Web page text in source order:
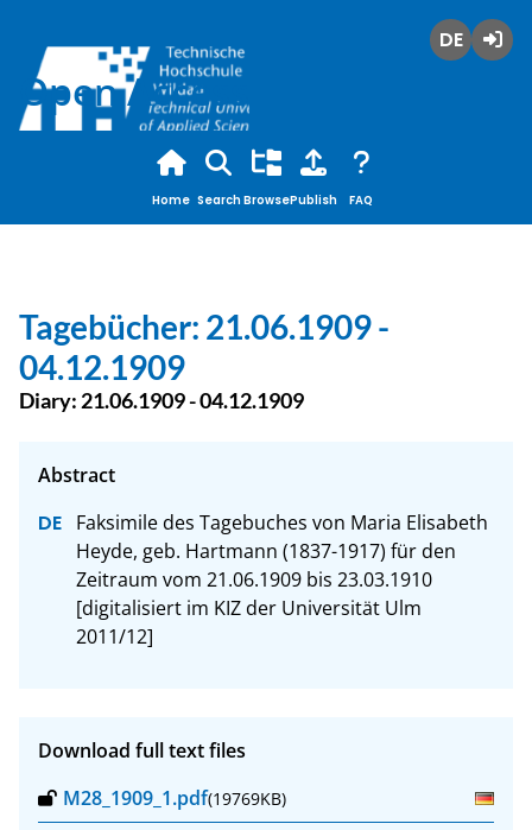
Open Access
Home SearchBrowsePublish FAQ
Tagebücher: 21.06.1909 -
04.12.1909
Diary: 21.06.1909 - 04.12.1909
Faksimile des Tagebuches von Maria Elisabeth
Heyde, geb. Hartmann (1837-1917) für den
Zeitraum vom 21.06.1909 bis 23.03.1910
[digitalisiert im KIZ der Universität Ulm
2011/12]
Download full text files
M28_1909_1.pdf(19769KB)